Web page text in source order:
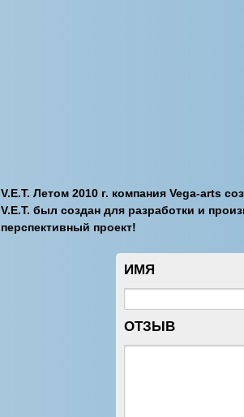
V.E.T. Летом 2010 г. компания Vega-arts
V.E.T. был создан для разработки и
перспективный проект!
ИМЯ
ОТЗЫВ